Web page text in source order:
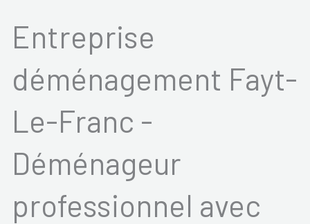
Entreprise
déménagement Fayt-
Le-Franc -
Déménageur
professionnel avec